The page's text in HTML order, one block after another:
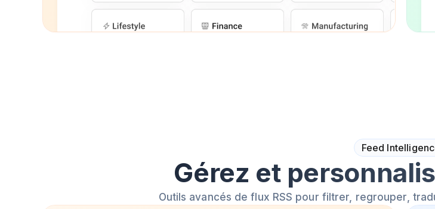
Feed
Gérez et
Outils avancés de flux RSS pour filtrer, regrouper,